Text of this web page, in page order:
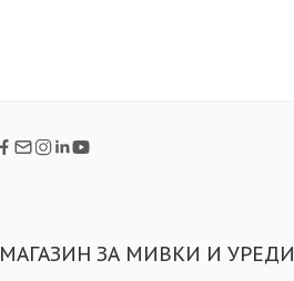
МАГАЗИН ЗА МИВКИ И